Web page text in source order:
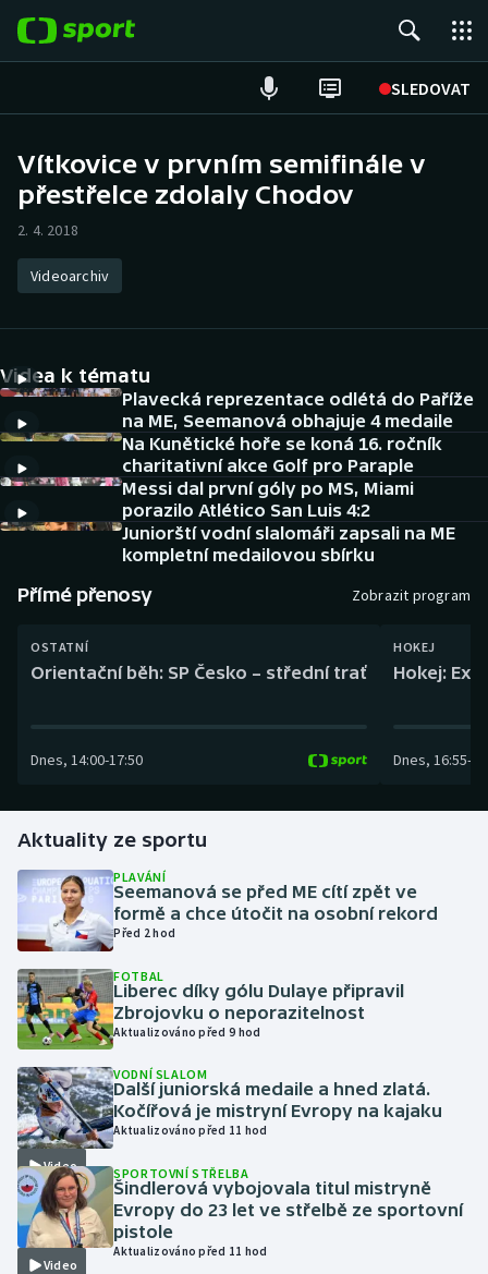
SLEDOVAT
Hokej
Atletika
DALŠÍ SPORTY
Americký fotbal
Baseball a softbal
Biatlon
Boby a skeleton
Curling
Dostihy
Florbal
Futsal
Golf
Gymnastika
Házená
Jezdectví
Judo
Krasobruslení
NEPŘEHLÉDNĚTE
Historické návraty
Aplikace ČT sport
AZ kvíz
Vítkovice v prvním semifinále v
přestřelce zdolaly Chodov
2. 4. 2018
Videoarchiv
Videa k tématu
Plavecká reprezentace odlétá do Paříže
na ME, Seemanová obhajuje 4 medaile
Na Kunětické hoře se koná 16. ročník
charitativní akce Golf pro Paraple
Messi dal první góly po MS, Miami
porazilo Atlético San Luis 4:2
Juniorští vodní slalomáři zapsali na ME
kompletní medailovou sbírku
Přímé přenosy Zobrazit program
OSTATNÍ
Orientační běh: SP Česko – střední trať
Dnes, 14:00-17:50
HOKEJ
Hokej:
Dnes, 16:55-
Aktuality ze sportu
PLAVÁNÍ
Seemanová se před ME cítí zpět ve
formě a chce útočit na osobní rekord
Před 2 hod
FOTBAL
Liberec díky gólu Dulaye připravil
Zbrojovku o neporazitelnost
Aktualizováno před 9 hod
Video
VODNÍ SLALOM
Další juniorská medaile a hned zlatá.
Kočířová je mistryní Evropy na kajaku
Aktualizováno před 11 hod
Video
SPORTOVNÍ STŘELBA
Šindlerová vybojovala titul mistryně
Evropy do 23 let ve střelbě ze sportovní
pistole
Aktualizováno před 11 hod